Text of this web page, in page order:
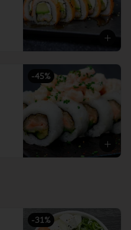
-45%
-31%